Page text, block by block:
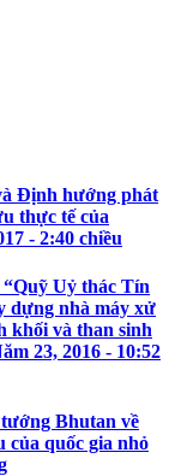
Định hướng phát
thực tế của
- 2:40 chiều
Uỷ thác Tín
dựng nhà máy xử
khối và than sinh
23, 2016 - 10:52
Bhutan về
quốc gia nhỏ